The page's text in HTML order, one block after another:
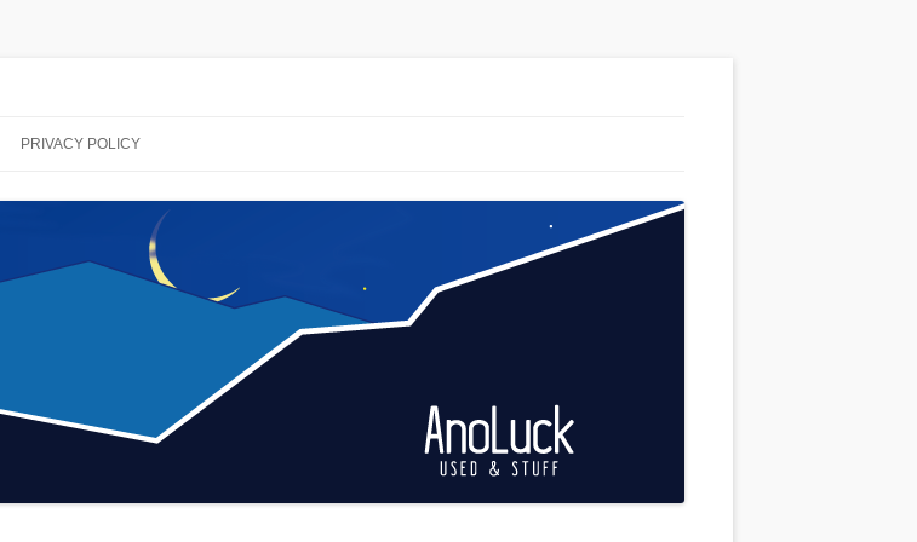
ン
プ
PRIVACY POLICY